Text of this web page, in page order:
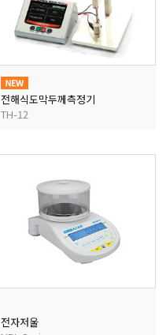
전해식도막두께측정기
TH-12
전자저울